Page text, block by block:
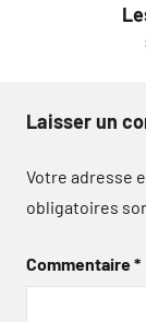
Laisser un
Votre adresse
obligatoires
Commentaire*